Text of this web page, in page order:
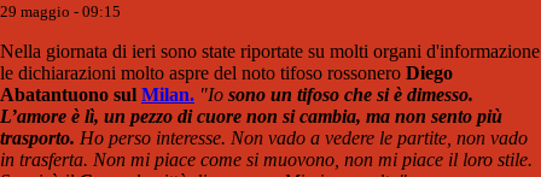
29 maggio - 09:15
Nella giornata di ieri sono state riportate su molti organi d'informazione
le dichiarazioni molto aspre del noto tifoso rossonero Diego
Abatantuono sul Milan. "Io sono un tifoso che si è dimesso.
L’amore è lì, un pezzo di cuore non si cambia, ma non sento più
trasporto. Ho perso interesse. Non vado a vedere le partite, non vado
in trasferta. Non mi piace come si muovono, non mi piace il loro stile.